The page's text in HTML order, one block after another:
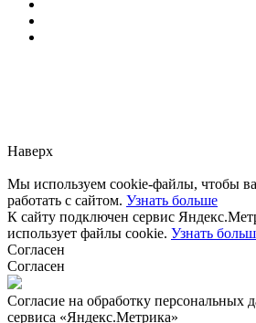
Наверх
Мы используем cookie-файлы, чтобы
работать с сайтом. Узнать больше
К сайту подключен сервис
использует файлы cookie. Узнать
Согласен
Согласен
Согласие на обработку
сервиса «Яндекс.Метрика»